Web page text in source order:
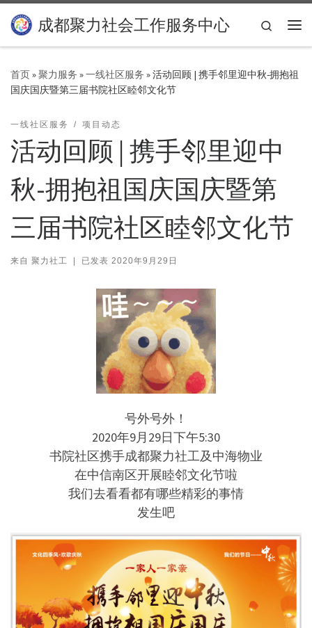
Skip to content
成都聚力社会工作服务中心
Search
首页»聚力服务 »一线社区服务 »活动回顾 | 携手邻里迎中秋-拥抱祖
国庆国庆暨第三届书院社区睦邻文化节
一线社区服务 项目动态
活动回顾 | 携手邻里迎中
秋-拥抱祖国庆国庆暨第
三届书院社区睦邻文化节
来自 聚力社工 | 已发表 2020年9月29日
号外号外！
2020年9月29日下午5:30
书院社区携手成都聚力社工及中海物业
在中信南区开展睦邻文化节啦
我们去看看都有哪些精彩的事情
发生吧